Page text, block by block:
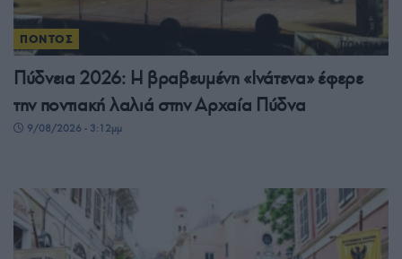
ΠΟΝΤΟΣ
Πύδνεια 2026: Η βραβευμένη «Ινάτενα» έφερε
την ποντιακή λαλιά στην Αρχαία Πύδνα
9/08/2026 - 3:12μμ